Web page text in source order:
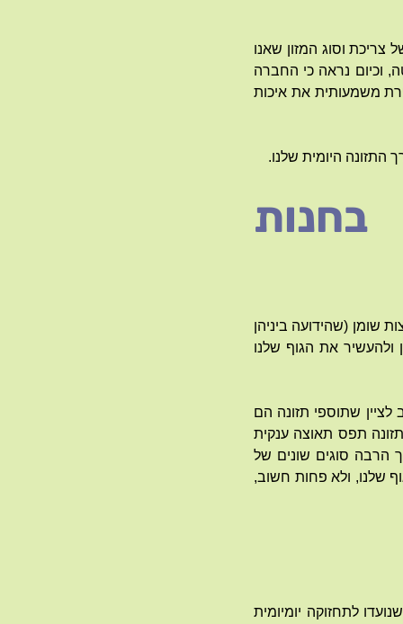
וסוג המזון שאנו
וכיום נראה כי החברה
משמעותית את איכות
התזונה היומית שלנו.
בחנות
שומן (שהידועה ביניהן
ולהעשיר את הגוף שלנו
לציין שתוספי תזונה הם
תפס תאוצה ענקית
הרבה סוגים שונים של
שלנו, ולא פחות חשוב,
לתחזוקה יומיומית